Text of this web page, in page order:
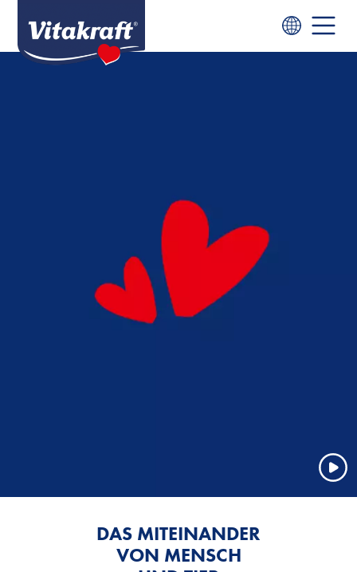
DAS MITEINANDER
VON MENSCH